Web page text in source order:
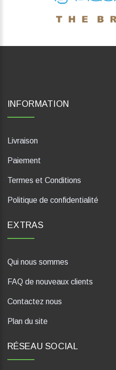
INFORMATION
Livraison
Paiement
Termes et Conditions
Politique de confidentialité
EXTRAS
Qui nous sommes
FAQ de nouveaux clients
Contactez nous
Plan du site
RÉSEAU SOCIAL